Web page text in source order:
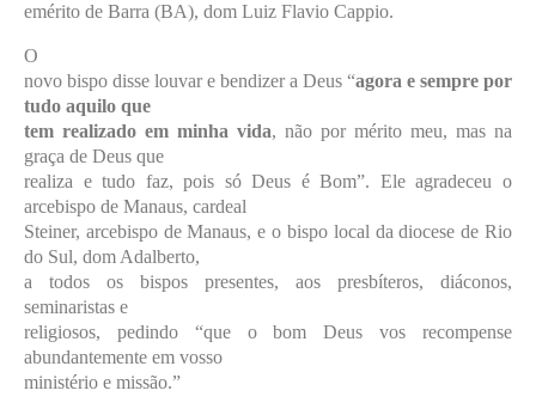
emérito de Barra (BA), dom Luiz Flavio Cappio.
O
novo bispo disse louvar e bendizer a Deus “agora e sempre por
tudo aquilo que
tem realizado em minha vida, não por mérito meu, mas na
graça de Deus que
realiza e tudo faz, pois só Deus é Bom”. Ele agradeceu o
arcebispo de Manaus, cardeal
Steiner, arcebispo de Manaus, e o bispo local da diocese de Rio
do Sul, dom Adalberto,
a todos os bispos presentes, aos presbíteros, diáconos,
seminaristas e
religiosos, pedindo “que o bom Deus vos recompense
abundantemente em vosso
ministério e missão.”